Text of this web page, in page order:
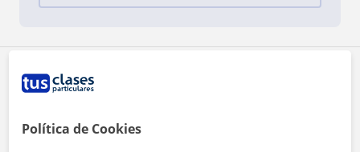
Zona de María
Localidades a las que se desplaza para dar clase
Política de Cookies